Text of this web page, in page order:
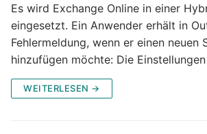
Es wird Exchange Online in einer
eingesetzt. Ein Anwender erhält in
Fehlermeldung, wenn er einen neuen
hinzufügen möchte: Die
WEITERLESEN →